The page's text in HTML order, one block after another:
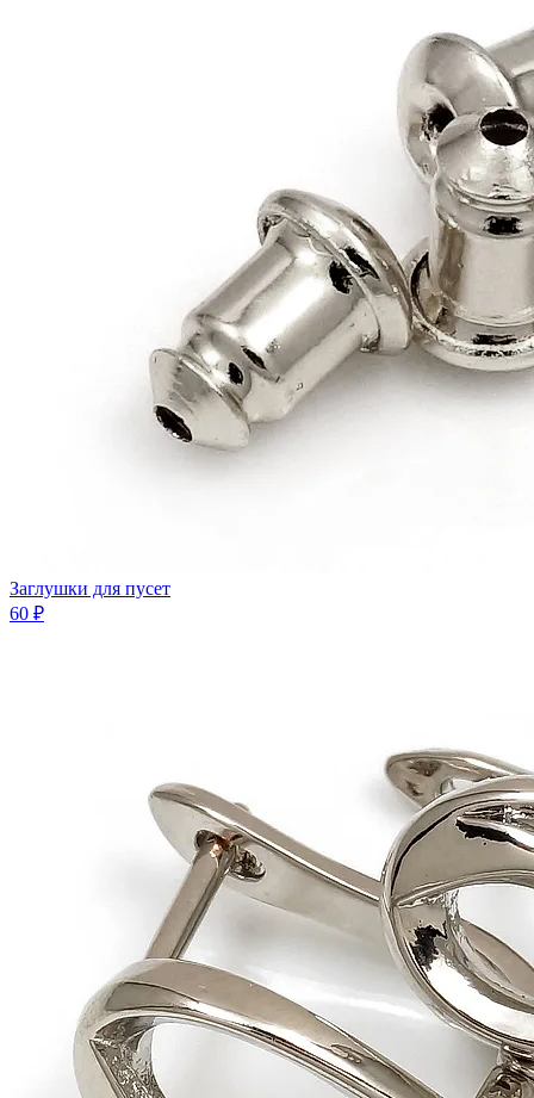
Заглушки для пусет
60 ₽